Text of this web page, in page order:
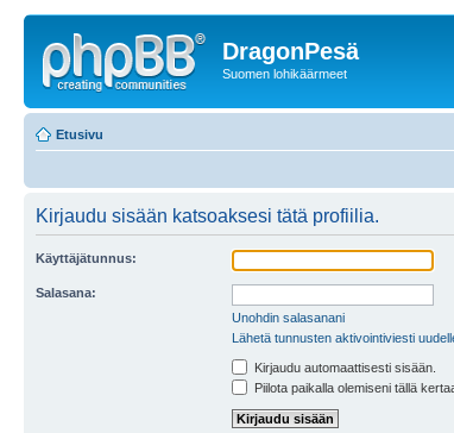
DragonPesä
Suomen lohikäärmeet
Etusivu
Kirjaudu sisään katsoaksesi tätä profiilia.
Käyttäjätunnus:
Salasana:
Unohdin salasanani
Lähetä tunnusten aktivointiviesti
Kirjaudu automaattisesti sisään.
Piilota paikalla olemiseni tällä